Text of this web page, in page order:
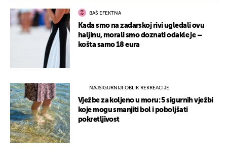
BAŠ EFEKTNA
Kada smo na zadarskoj rivi ugledali ovu
haljinu, morali smo doznati odakle je –
košta samo 18 eura
NAJSIGURNIJI OBLIK REKREACIJE
Vježbe za koljeno u moru: 5 sigurnih vježbi
koje mogu smanjiti bol i poboljšati
pokretljivost